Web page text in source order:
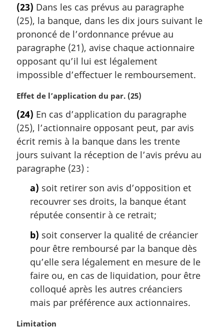
t
e
m
r
g
i
a
l
e
:
(23) Dans les cas prévus au paragraphe
(25), la banque, dans les dix jours suivant le
prononcé de l’ordonnance prévue au
paragraphe (21), avise chaque actionnaire
opposant qu’il lui est légalement
impossible d’effectuer le remboursement.
N
t
e
m
a
r
g
Effet de l’application du par. (25)
(24) En cas d’application du paragraphe
(25), l’actionnaire opposant peut, par avis
écrit remis à la banque dans les trente
jours suivant la réception de l’avis prévu au
paragraphe (23) :
a) soit retirer son avis d’opposition et
recouvrer ses droits, la banque étant
réputée consentir à ce retrait;
b) soit conserver la qualité de créancier
pour être remboursé par la banque dès
qu’elle sera légalement en mesure de le
faire ou, en cas de liquidation, pour être
colloqué après les autres créanciers
mais par préférence aux actionnaires.
N
Limitation